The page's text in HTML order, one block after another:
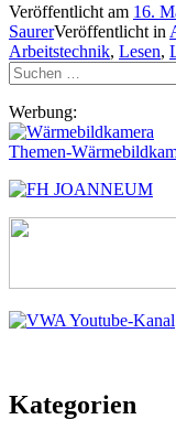
Veröffentlicht am 16.
SaurerVeröffentlicht in
Arbeitstechnik, Lesen,
Suchen
nach:
Werbung:
Themen-
Kategorien